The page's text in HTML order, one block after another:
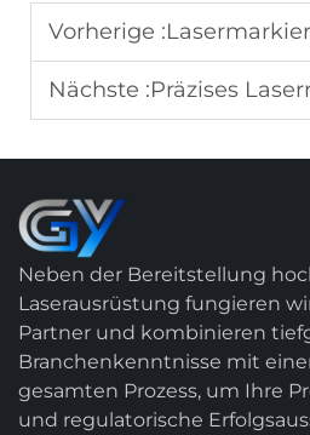
Vorherige :Lasermarkierung auf Mikron-Ebene an
Nächste :Präzises Lasermarkieren für Medizinprodukte:
Neben der Bereitstellung
Laserausrüstung fungieren
Partner und kombinieren
Branchenkenntnisse mit
gesamten Prozess, um Ihre
und regulatorische